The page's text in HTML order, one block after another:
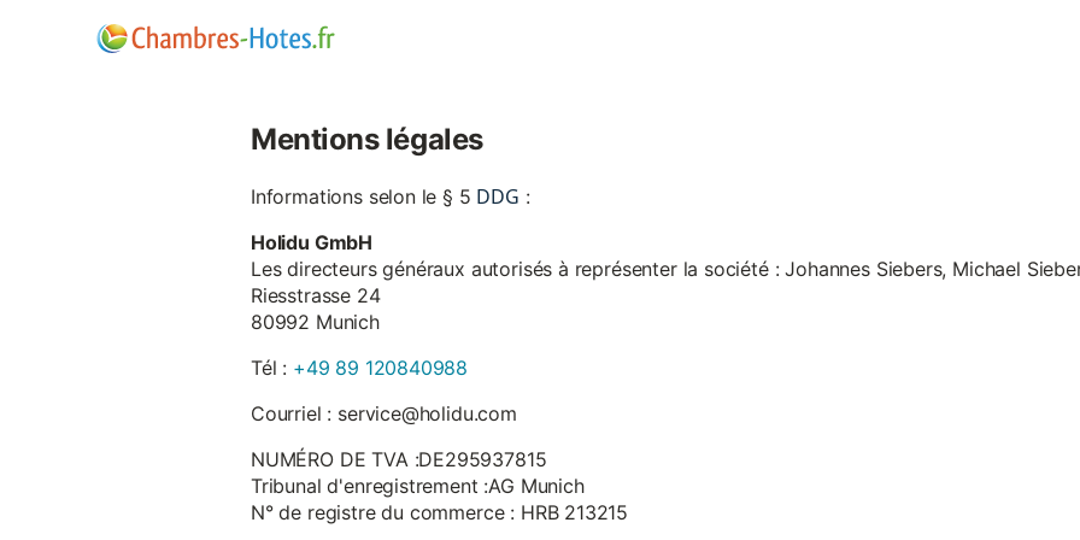
Mentions légales
Informations selon le § 5 DDG :
Holidu GmbH
Les directeurs généraux autorisés à représenter la société : Johannes Siebers, Michael
Riesstrasse 24
80992 Munich
Tél : +49 89 120840988
Courriel : service@holidu.com
NUMÉRO DE TVA :DE295937815
Tribunal d'enregistrement :AG Munich
N° de registre du commerce : HRB 213215